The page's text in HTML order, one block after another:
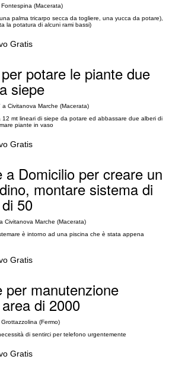
(Macerata)
palma tricarpo secca da togliere, una yucca da potare),
la potatura di alcuni rami bassi)
Gratis
potare le piante due
siepe
Civitanova Marche (Macerata)
12 mt lineari di siepe da potare ed abbassare due alberi di
piante in vaso
Gratis
a Domicilio per creare un
montare sistema di
50
Civitanova Marche (Macerata)
è intorno ad una piscina che è stata appena
Gratis
per manutenzione
di 2000
(Fermo)
di sentirci per telefono urgentemente
Gratis